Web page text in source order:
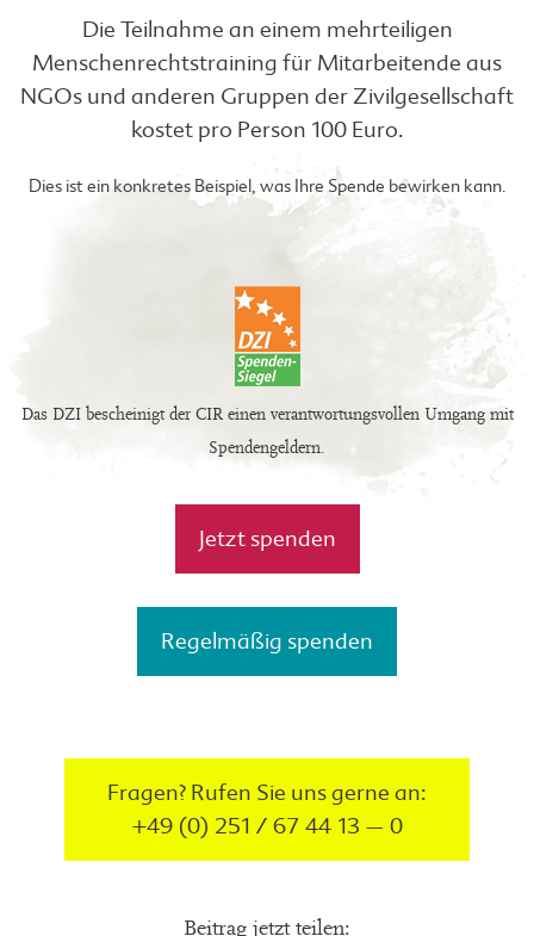
Die Teilnahme an einem mehrteiligen
Menschenrechtstraining für Mitarbeitende aus
NGOs und anderen Gruppen der Zivilgesellschaft
kostet pro Person 100 Euro.
Dies ist ein konkretes Beispiel, was Ihre Spende bewirken kann.
Das DZI bescheinigt der CIR einen verantwortungsvollen Umgang mit
Spendengeldern.
Jetzt spenden
Regelmäßig spenden
Fragen? Rufen Sie uns gerne an:
+49 (0) 251 / 67 44 13 – 0
Beitrag jetzt teilen: